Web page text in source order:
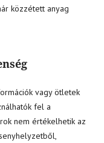
közzétett anyag
vagy ötletek
fel a
nem értékelhetik az